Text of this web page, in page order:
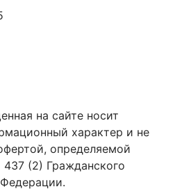
на сайте носит
характер и не
определяемой
(2) Гражданского